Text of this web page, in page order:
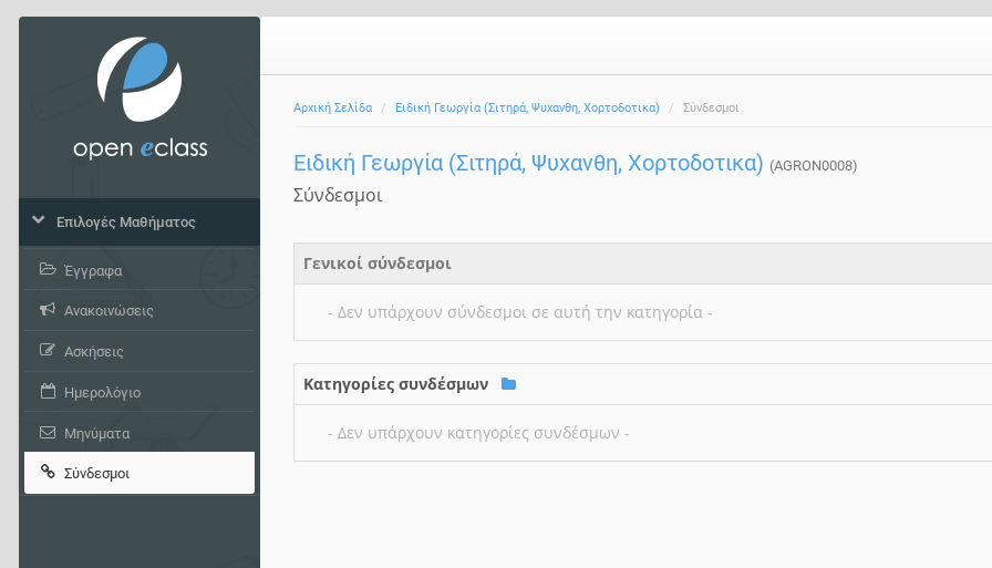
Αρχική Σελίδα Ειδική Γεωργία (Σιτηρά, Ψυχανθη, Χορτοδοτικα) Σύνδεσμοι
Ειδική Γεωργία (Σιτηρά, Ψυχανθη, Χορτοδοτικα) (AGRON0008)
Σύνδεσμοι
Γενικοί σύνδεσμοι
- Δεν υπάρχουν σύνδεσμοι σε αυτή την κατηγορία -
Κατηγορίες συνδέσμων
- Δεν υπάρχουν κατηγορίες συνδέσμων -
Επιλογές Μαθήματος
Έγγραφα
Ανακοινώσεις
Ασκήσεις
Ημερολόγιο
Μηνύματα
Σύνδεσμοι